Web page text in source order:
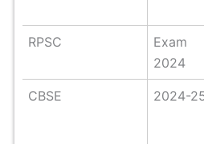
RPSC
Exam
2024
CBSE 2024-